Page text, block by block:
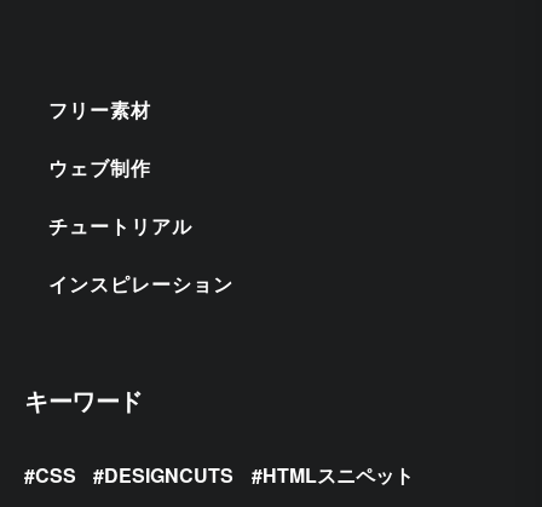
フリー素材
ウェブ制作
チュートリアル
インスピレーション
キーワード
CSS DESIGNCUTS
HTMLスニペット